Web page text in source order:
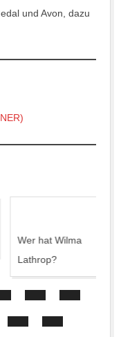
und Avon, dazu
hat Wilma